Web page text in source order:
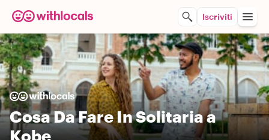
Iscriviti
Cosa Da Fare In Solitaria a
Kobe